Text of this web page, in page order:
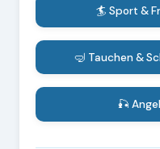
🏄 Sport &
🤿 Tauchen &
🎣